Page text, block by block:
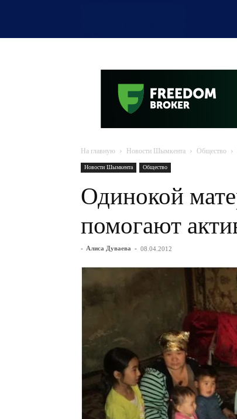
На главную Новости Шымкента Общество
Новости Шымкента Общество
Одинокой
помогают
- Алиса Дуваева - 08.04.2012